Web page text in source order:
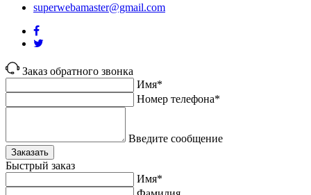
superwebamaster@gmail.com
Заказ обратного звонка
Имя*
Номер телефона*
Введите сообщение
Заказать
Быстрый заказ
Имя*